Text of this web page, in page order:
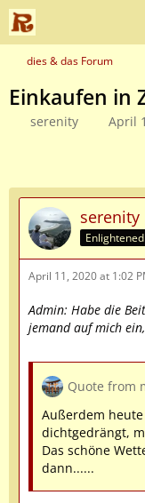
dies & das Forum
Einkaufen in
serenity April
serenity
Enlightened
April 11, 2020 at 1:02
Admin: Habe die
jemand auf mich
Quote from
Außerdem
dichtgedrängt,
Das schöne
dann......